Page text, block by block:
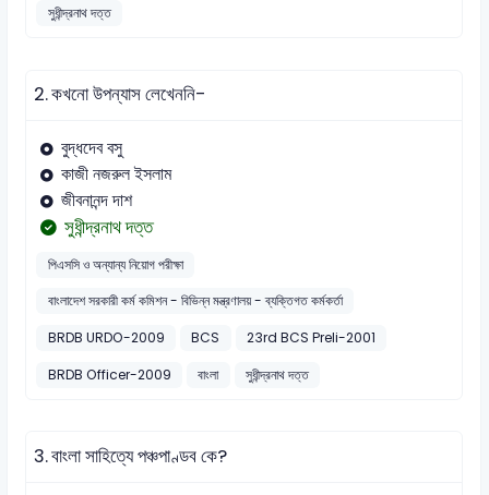
সুধীন্দ্রনাথ দত্ত
2.কখনো উপন্যাস লেখেননি-
বুদ্ধদেব বসু
কাজী নজরুল ইসলাম
জীবনানন্দ দাশ
সুধীন্দ্রনাথ দত্ত
পিএসসি ও অন্যান্য নিয়োগ পরীক্ষা
বাংলাদেশ সরকারী কর্ম কমিশন - বিভিন্ন মন্ত্রণালয় - ব্যক্তিগত কর্মকর্তা
BRDB URDO-2009
BCS
23rd BCS Preli-2001
BRDB Officer-2009
বাংলা সুধীন্দ্রনাথ দত্ত
3.বাংলা সাহিত্যে পঞ্চপাণ্ডব কে?